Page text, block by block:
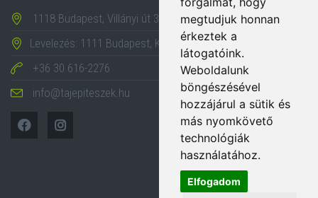
megtudjuk honnan
érkeztek a
látogatóink.
Weboldalunk
böngészésével
hozzájárul a sütik és
más nyomkövető
technológiák
használatához.
Elfogadom
1118 Budapest, Villányi út 35-43.
Levelezés: 1111 Budapest, Karinthy Frigyes út 24.
+36 30 616-2276
info@tajepiteszek.hu